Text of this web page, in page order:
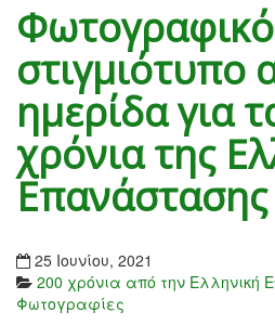
Φωτογραφικό
στιγμιότυπο
ημερίδα για
χρόνια της
Επανάστασης
25 Ιουνίου, 2021
200 χρόνια από την Ελληνική
Φωτογραφίες